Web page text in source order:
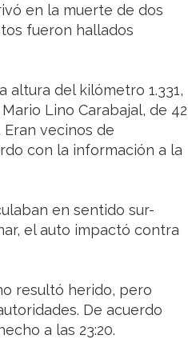
en la muerte de dos
fueron hallados
altura del kilómetro 1.331,
Lino Carabajal, de 42
vecinos de
con la información a la
en sentido sur-
el auto impactó contra
resultó herido, pero
De acuerdo
a las 23:20.